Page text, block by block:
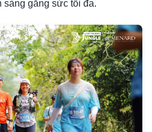
sàng gắng sức tối đa.